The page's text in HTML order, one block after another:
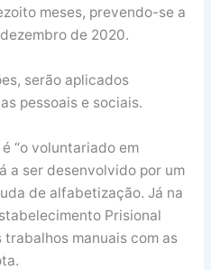
meses, prevendo-se a
de 2020.
serão aplicados
pessoais e sociais.
“o voluntariado em
a ser desenvolvido por um
de alfabetização. Já na
Prisional
manuais com as